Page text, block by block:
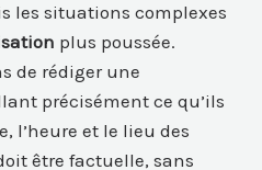
les situations complexes
plus poussée.
de rédiger une
précisément ce qu’ils
l’heure et le lieu des
être factuelle, sans